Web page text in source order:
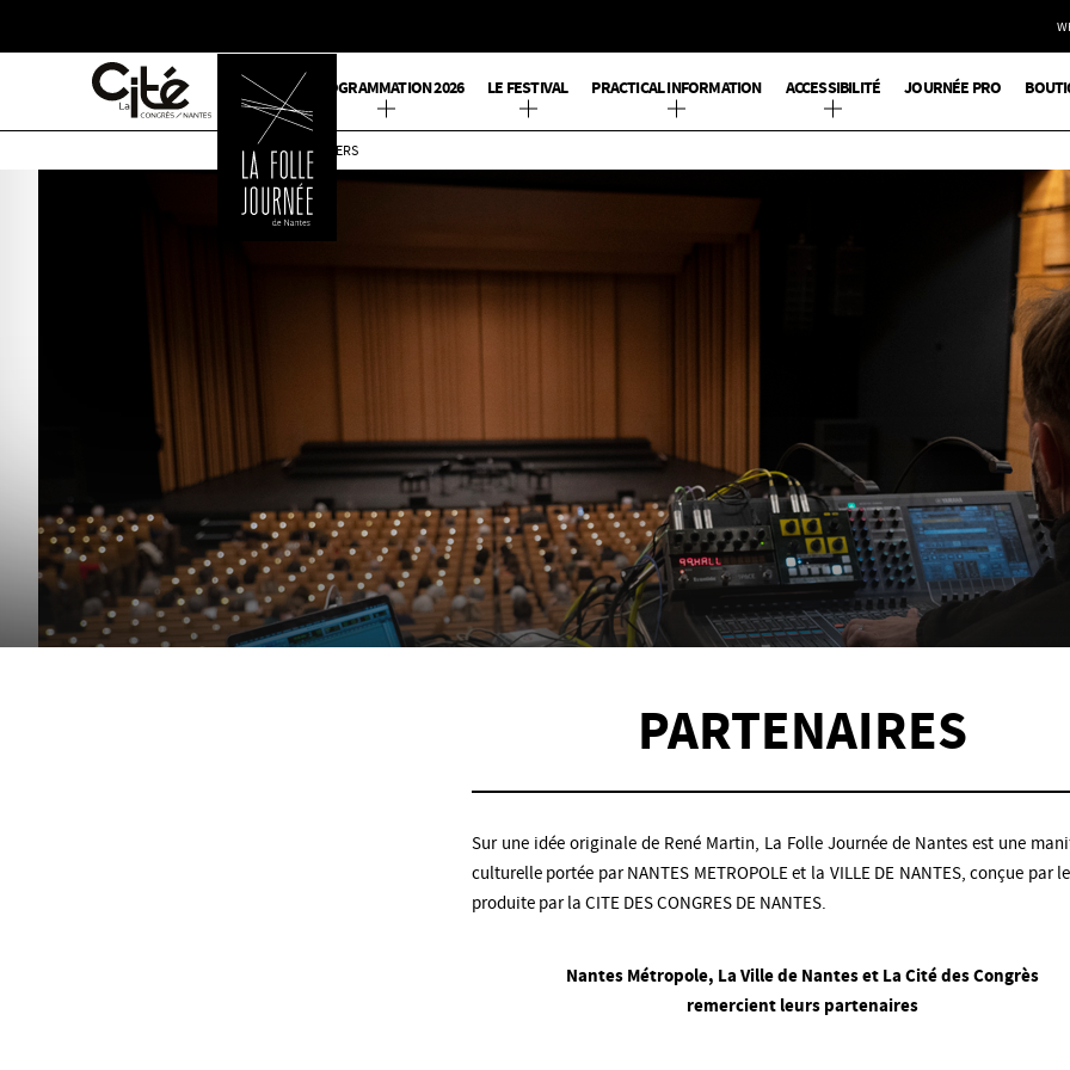
PROGRAMMATION 2026 LE FESTIVAL PRACTICAL INFORMATION ACCESSIBILITÉ JOURNÉE PRO
RETOURNER
SUR
L'ACCUEIL
PARTNERS
PARTENAIRES
Sur une idée originale de René Martin, La Folle Journée de Nantes est une
culturelle portée par NANTES METROPOLE et la VILLE DE NANTES, conçue par
produite par la CITE DES CONGRES DE NANTES.
Nantes Métropole, La Ville de Nantes et La Cité des Congrès
remercient leurs partenaires